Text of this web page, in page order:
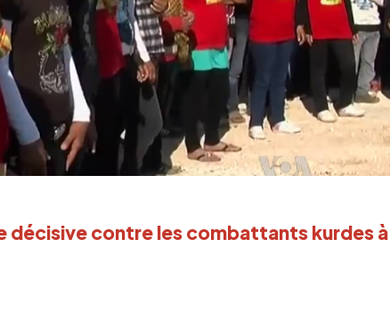
décisive contre les combattants kurdes à